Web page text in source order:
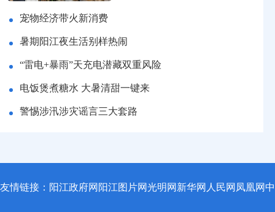
宠物经济带火新消费
暑期阳江夜生活别样热闹
“雷电+暴雨”天充电潜藏双重风险
电饭煲煮糖水 大暑清甜一键来
警惕涉汛涉灾谣言三大套路
友情链接： 阳江政府网 阳江图片网光明网 新华网 人民网 凤凰网